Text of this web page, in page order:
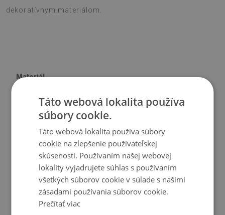
dekoratívnym materiálom.
Materiál
Vinyl vystužený PES sieťovinou s lepidlom
Veľkosť panelu: 100x50 cm
Hrúbka obkladu (dlažby): 1,6 mm
Použitie
Interiéry izieb;
Steny, podlahy, stropy;
Môže sa lepiť na panely, obklady, kov alebo farbu.
Táto webová lokalita používa
súbory cookie.
Táto webová lokalita používa súbory
cookie na zlepšenie používateľskej
skúsenosti. Používaním našej webovej
lokality vyjadrujete súhlas s používaním
všetkých súborov cookie v súlade s našimi
zásadami používania súborov cookie.
Prečítať viac